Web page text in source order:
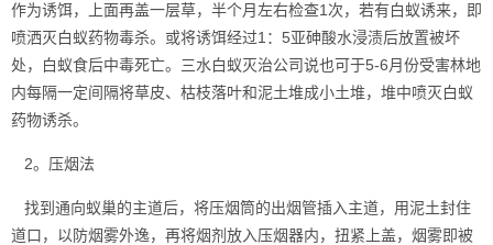
作为诱饵，上面再盖一层草，半个月左右检查1次，若有白蚁诱来，即
喷洒灭白蚁药物毒杀。或将诱饵经过1：5亚砷酸水浸渍后放置被坏
处，白蚁食后中毒死亡。三水白蚁灭治公司说也可于5-6月份受害林地
内每隔一定间隔将草皮、枯枝落叶和泥土堆成小土堆，堆中喷灭白蚁
药物诱杀。
2。压烟法
找到通向蚁巢的主道后，将压烟筒的出烟管插入主道，用泥土封住
道口，以防烟雾外逸，再将烟剂放入压烟器内，扭紧上盖，烟雾即被